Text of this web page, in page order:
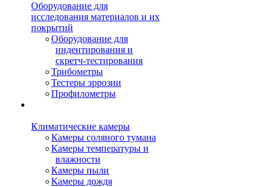
Оборудование для
исследования материалов и их
покрытий
Оборудование для
индентирования и
скретч-тестирования
Трибометры
Тестеры эррозии
Профилометры
Климатические камеры
Камеры соляного тумана
Камеры температуры и
влажности
Камеры пыли
Камеры дождя